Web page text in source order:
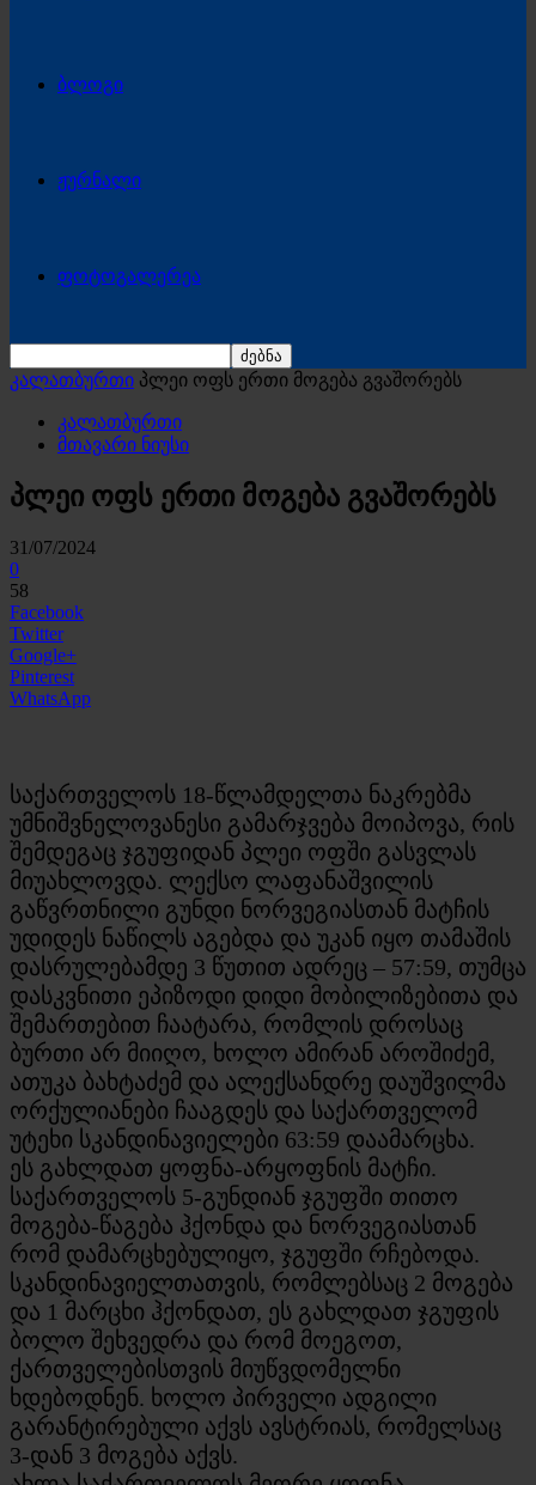
ბლოგი
ჟურნალი
ფოტოგალერეა
კალათბურთი პლეი ოფს ერთი მოგება გვაშორებს
კალათბურთი
მთავარი ნიუსი
პლეი ოფს ერთი მოგება გვაშორებს
31/07/2024
0
58
Facebook
Twitter
Google+
Pinterest
WhatsApp
საქართველოს 18-წლამდელთა ნაკრებმა
უმნიშვნელოვანესი გამარჯვება მოიპოვა, რის
შემდეგაც ჯგუფიდან პლეი ოფში გასვლას
მიუახლოვდა. ლექსო ლაფანაშვილის
გაწვრთნილი გუნდი ნორვეგიასთან მატჩის
უდიდეს ნაწილს აგებდა და უკან იყო თამაშის
დასრულებამდე 3 წუთით ადრეც – 57:59, თუმცა
დასკვნითი ეპიზოდი დიდი მობილიზებითა და
შემართებით ჩაატარა, რომლის დროსაც
ბურთი არ მიიღო, ხოლო ამირან აროშიძემ,
ათუკა ბახტაძემ და ალექსანდრე დაუშვილმა
ორქულიანები ჩააგდეს და საქართველომ
უტეხი სკანდინავიელები 63:59 დაამარცხა.
ეს გახლდათ ყოფნა-არყოფნის მატჩი.
საქართველოს 5-გუნდიან ჯგუფში თითო
მოგება-წაგება ჰქონდა და ნორვეგიასთან
რომ დამარცხებულიყო, ჯგუფში რჩებოდა.
სკანდინავიელთათვის, რომლებსაც 2 მოგება
და 1 მარცხი ჰქონდათ, ეს გახლდათ ჯგუფის
ბოლო შეხვედრა და რომ მოეგოთ,
ქართველებისთვის მიუწვდომელნი
ხდებოდნენ. ხოლო პირველი ადგილი
გარანტირებული აქვს ავსტრიას, რომელსაც
3-დან 3 მოგება აქვს.